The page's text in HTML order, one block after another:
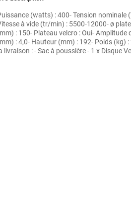
(watts) : 400- Tension nominale
à vide (tr/min) : 5500-12000- ø
: 150- Plateau velcro : Oui- Amplitude
: 4,0- Hauteur (mm) : 192- Poids (kg) :
livraison : - Sac à poussière - 1 x Disque